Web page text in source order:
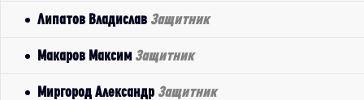
Липатов Владислав Защитник
Макаров Максим Защитник
Миргород Александр Защитник